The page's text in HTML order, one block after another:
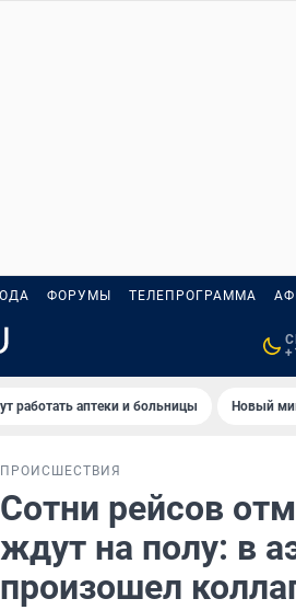
ФОРУМЫ ТЕЛЕПРОГРАММА
работать аптеки и больницы Новый
ПРОИСШЕСТВИЯ
Сотни рейсов
ждут на полу: в
произошел